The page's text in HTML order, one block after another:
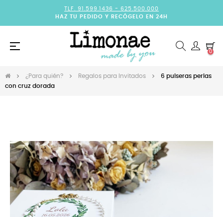
TLF. 91.599.1436 - 625.500.000
HAZ TU PEDIDO Y RECÓGELO EN 24H
Navegación
☰
0
¿Para quién? Regalos para Invitados
6 pulseras perlas
con cruz dorada